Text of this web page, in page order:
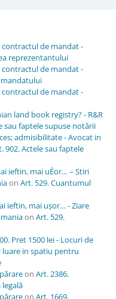
de mandat -
reprezentantului
de mandat -
mandatului
de mandat -
land book registry? - R&R
sau faptele supuse notării
admisibilitate - Avocat in
902. Actele sau faptele
ieftin, mai uÈor… – Stiri
on Art. 529. Cuantumul
ieftin, mai ușor… - Ziare
on Art. 529.
Pret 1500 lei - Locuri de
in spatiu pentru
on Art. 2386.
on Art. 1669.